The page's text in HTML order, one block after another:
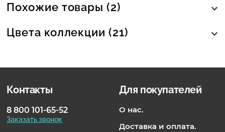
Похожие товары (2)
Цвета коллекции (21)
Контакты
8 800 101-65-52
Заказать звонок
Для покупателей
О нас.
Доставка и оплата.